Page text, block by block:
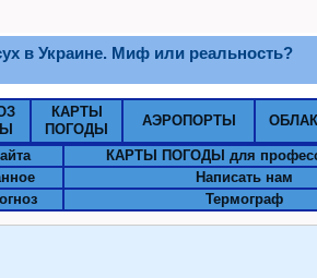
в Украине. Миф или реальность?
КАРТЫ
ПОГОДЫ
АЭРОПОРТЫ
КАРТЫ ПОГОДЫ для
Написать нам
Термограф